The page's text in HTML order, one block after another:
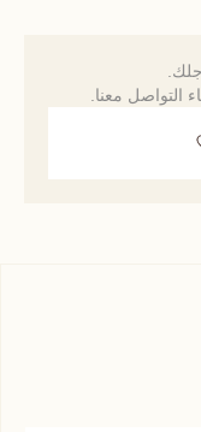
التواصل معنا.